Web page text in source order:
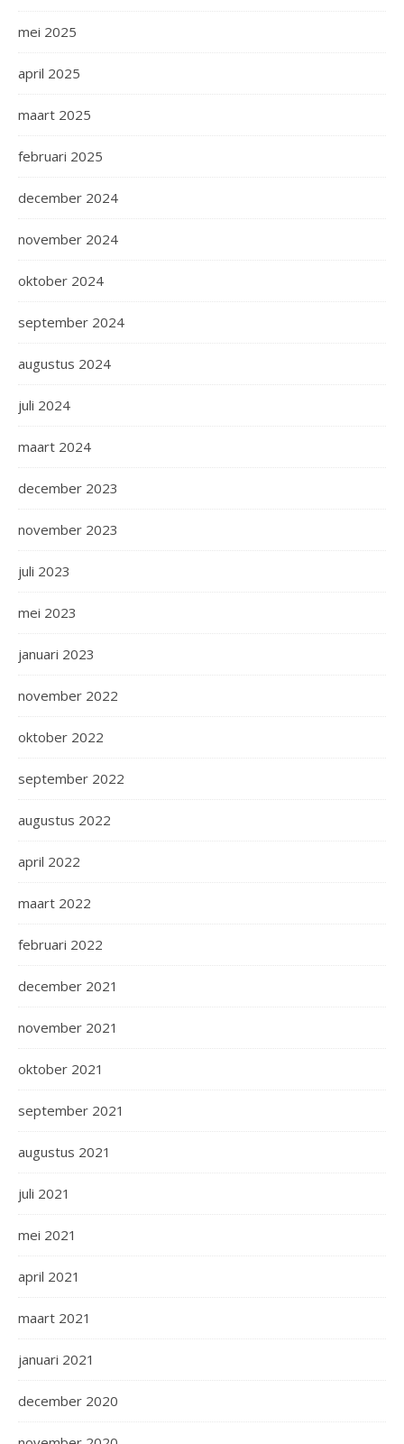
mei 2025
april 2025
maart 2025
februari 2025
december 2024
november 2024
oktober 2024
september 2024
augustus 2024
juli 2024
maart 2024
december 2023
november 2023
juli 2023
mei 2023
januari 2023
november 2022
oktober 2022
september 2022
augustus 2022
april 2022
maart 2022
februari 2022
december 2021
november 2021
oktober 2021
september 2021
augustus 2021
juli 2021
mei 2021
april 2021
maart 2021
januari 2021
december 2020